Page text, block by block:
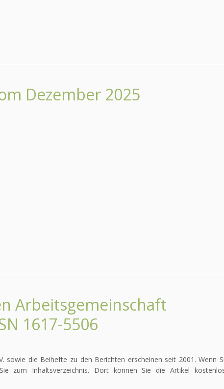
Dezember 2025
Arbeitsgemeinschaft
1617-5506
sowie die Beihefte zu den Berichten erscheinen seit 2001. Wenn
zum Inhaltsverzeichnis. Dort können Sie die Artikel